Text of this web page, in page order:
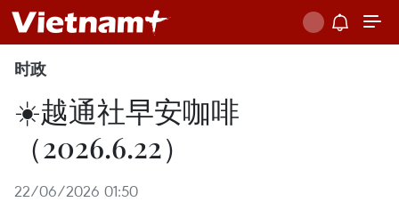
时政
☀️越通社早安咖啡
（2026.6.22）
22/06/2026 01:50